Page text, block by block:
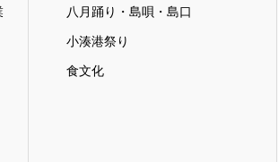
八月踊り・島唄・島口
小湊港祭り
食文化